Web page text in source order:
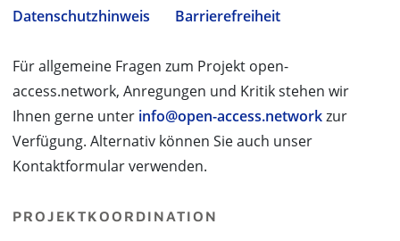
Datenschutzhinweis
Barrierefreiheit
Für allgemeine Fragen zum Projekt open-
access.network, Anregungen und Kritik stehen wir
Ihnen gerne unter info@open-access.networkzur
Verfügung. Alternativ können Sie auch unser
Kontaktformular verwenden.
PROJEKTKOORDINATION